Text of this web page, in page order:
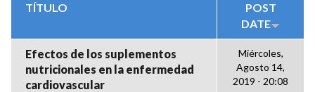
TÍTULO
POST
DATE
Efectos de los suplementos
nutricionales en la enfermedad
cardiovascular
Miércoles,
Agosto 14,
2019 - 20:08